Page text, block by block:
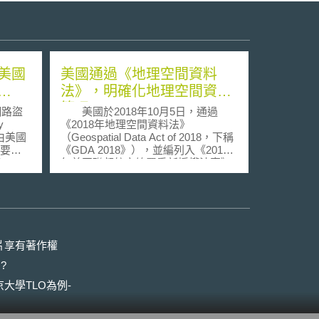
國
盜
美國
支
等
參議
產
Real
24日
美國通過《地理空間資料
法》，明確化地理空間資料
管理
美國於2018年10月5日，通過
《2018年地理空間資料法》
（Geospatial Data Act of 2018，下稱
《GDA 2018》），並編列入《2018
年美國聯邦航空總署重新授權法案》
（Federal Aviation Administration
（National Spatial Data
Infrastructure）。要點如下： 原先美
構，工作重疊性高、權責不清，
享有著作權
大學TLO為例-